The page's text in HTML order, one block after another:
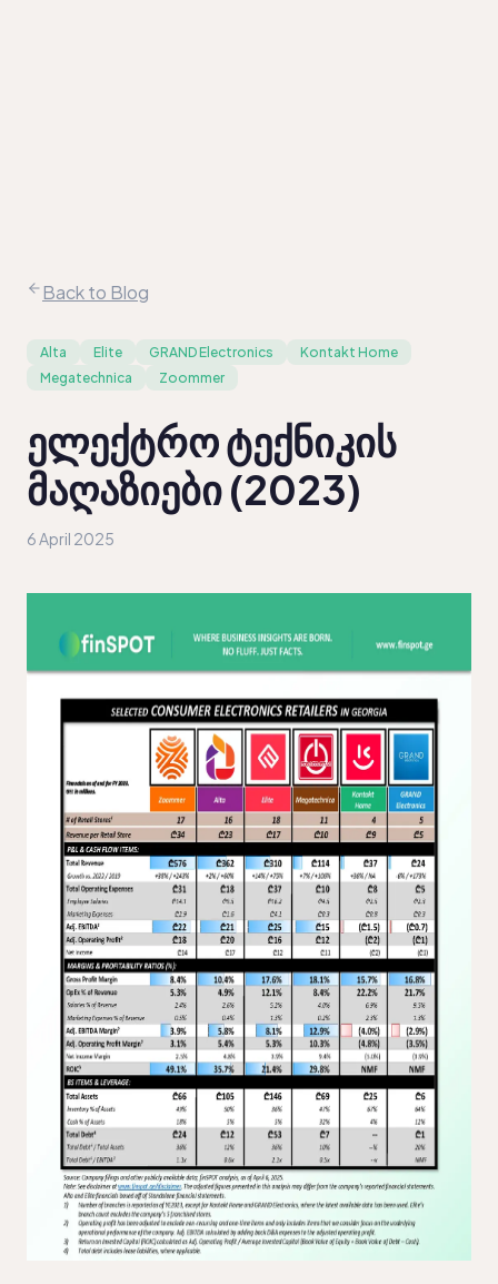
Back to Blog
Alta Elite GRAND Electronics
Kontakt Home
Megatechnica
Zoommer
ელექტრო ტექნიკის
მაღაზიები (2023)
6 April 2025